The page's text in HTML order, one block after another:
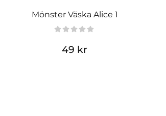
Mönster Väska Alice 1
49 kr